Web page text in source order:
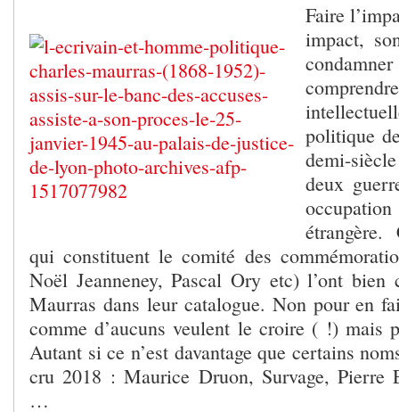
Faire
impact,
politique
demi-
deux
qui constituent le comité des
Noël Jeanneney, Pascal Ory etc) l’ont bien
Maurras dans leur catalogue. Non pour en
comme d’aucuns veulent le croire ( !) mais
Autant si ce n’est davantage que certains
cru 2018 : Maurice Druon, Survage, Pierre
…